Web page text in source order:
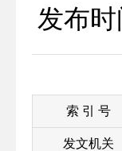
发布
索 引 号
发文机关